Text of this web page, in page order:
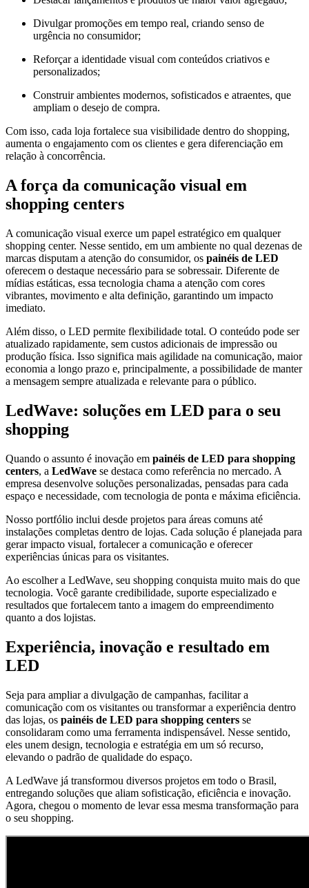
Divulgar promoções em tempo real, criando senso de
urgência no consumidor;
Reforçar a identidade visual com conteúdos criativos e
personalizados;
Construir ambientes modernos, sofisticados e atraentes, que
ampliam o desejo de compra.
Com isso, cada loja fortalece sua visibilidade dentro do shopping,
aumenta o engajamento com os clientes e gera diferenciação em
relação à concorrência.
A força da comunicação visual em
shopping centers
A comunicação visual exerce um papel estratégico em qualquer
shopping center. Nesse sentido, em um ambiente no qual dezenas de
marcas disputam a atenção do consumidor, os painéis de LED
oferecem o destaque necessário para se sobressair. Diferente de
mídias estáticas, essa tecnologia chama a atenção com cores
vibrantes, movimento e alta definição, garantindo um impacto
imediato.
Além disso, o LED permite flexibilidade total. O conteúdo pode ser
atualizado rapidamente, sem custos adicionais de impressão ou
produção física. Isso significa mais agilidade na comunicação, maior
economia a longo prazo e, principalmente, a possibilidade de manter
a mensagem sempre atualizada e relevante para o público.
LedWave: soluções em LED para o seu
shopping
Quando o assunto é inovação em painéis de LED para shopping
centers, a LedWave se destaca como referência no mercado. A
empresa desenvolve soluções personalizadas, pensadas para cada
espaço e necessidade, com tecnologia de ponta e máxima eficiência.
Nosso portfólio inclui desde projetos para áreas comuns até
instalações completas dentro de lojas. Cada solução é planejada para
gerar impacto visual, fortalecer a comunicação e oferecer
experiências únicas para os visitantes.
Ao escolher a LedWave, seu shopping conquista muito mais do que
tecnologia. Você garante credibilidade, suporte especializado e
resultados que fortalecem tanto a imagem do empreendimento
quanto a dos lojistas.
Experiência, inovação e resultado em
LED
Seja para ampliar a divulgação de campanhas, facilitar a
comunicação com os visitantes ou transformar a experiência dentro
das lojas, os painéis de LED para shopping centers se
consolidaram como uma ferramenta indispensável. Nesse sentido,
eles unem design, tecnologia e estratégia em um só recurso,
elevando o padrão de qualidade do espaço.
A LedWave já transformou diversos projetos em todo o Brasil,
entregando soluções que aliam sofisticação, eficiência e inovação.
Agora, chegou o momento de levar essa mesma transformação para
o seu shopping.